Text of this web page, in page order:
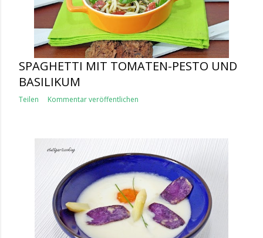
SPAGHETTI MIT TOMATEN-PESTO UND
BASILIKUM
Teilen Kommentar veröffentlichen